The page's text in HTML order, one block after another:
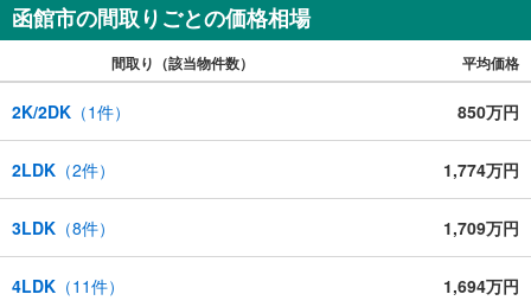
函館市の間取りごとの価格相場
間取り（該当物件数） 平均価格
2K/2DK （1件） 850万円
2LDK （2件） 1,774万円
3LDK （8件） 1,709万円
4LDK （11件） 1,694万円